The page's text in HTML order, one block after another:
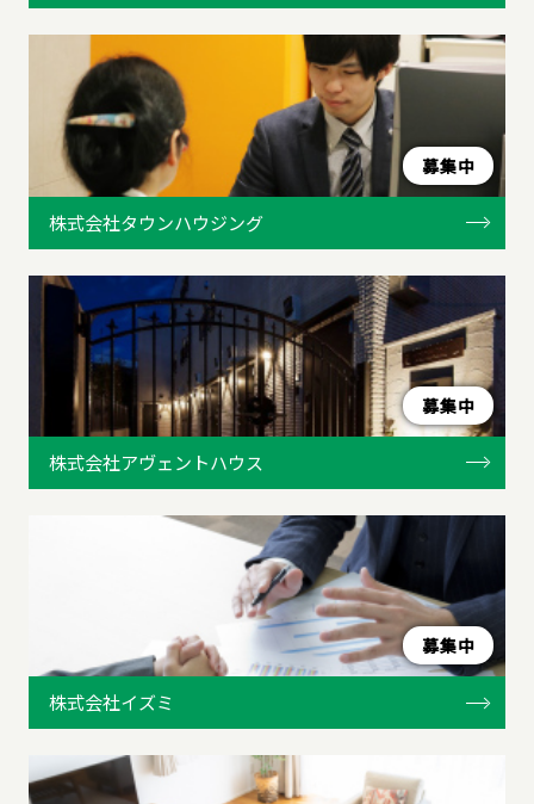
募集中
株式会社タウンハウジング
募集中
株式会社アヴェントハウス
募集中
株式会社イズミ